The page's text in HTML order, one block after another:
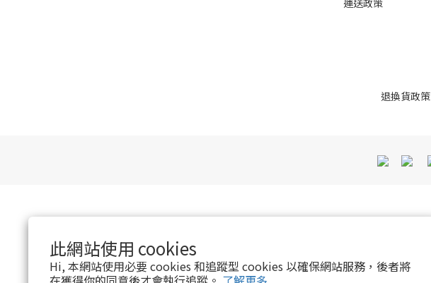
此網站使用 cookies
Hi, 本網站使用必要 cookies 和追蹤型 cookies 以確保網站服務，後者將
運送政策
退換貨政策